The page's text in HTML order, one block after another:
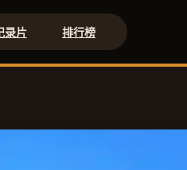
录片 排行榜